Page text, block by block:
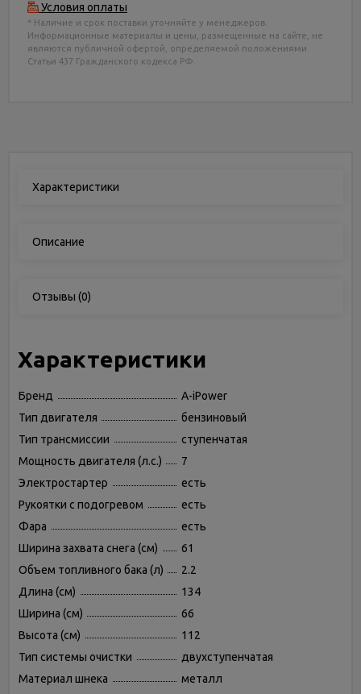
Условия оплаты
* Наличие и срок поставки уточняйте у менеджеров.
Информационные материалы и цены, размещенные на сайте, не
являются публичной офертой, определяемой положениями
Статьи 437 Гражданского кодекса РФ.
Характеристики
Описание
Отзывы (0)
Характеристики
Бренд
A-iPower
Тип двигателя
бензиновый
Тип трансмиссии
ступенчатая
Мощность двигателя (л.с.)
7
Электростартер
есть
Рукоятки с подогревом
есть
Фара
есть
Ширина захвата снега (см)
61
Объем топливного бака (л)
2.2
Длина (см)
134
Ширина (см)
66
Высота (см)
112
Тип системы очистки
двухступенчатая
Материал шнека
металл